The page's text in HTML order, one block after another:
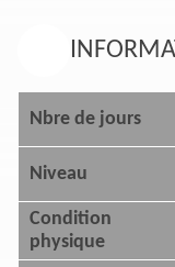
Nbre de jours
Niveau
Condition
physique